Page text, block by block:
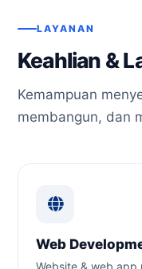
LAYANAN
Keahlian &
Kemampuan
membangun, dan
Web
Website & web app